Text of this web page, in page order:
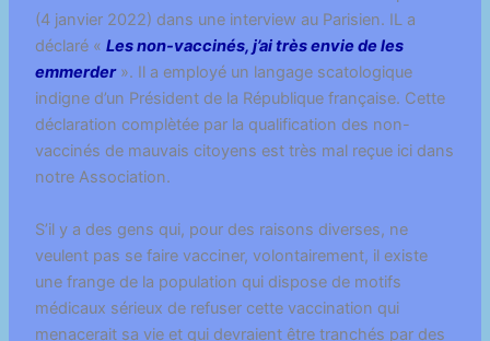
(4 janvier 2022) dans une interview au Parisien. IL a
déclaré «Les non-vaccinés, j’ai très envie de les
emmerder». Il a employé un langage scatologique
indigne d’un Président de la République française. Cette
déclaration complètée par la qualification des non-
vaccinés de mauvais citoyens est très mal reçue ici dans
notre Association.
S’il y a des gens qui, pour des raisons diverses, ne
veulent pas se faire vacciner, volontairement, il existe
une frange de la population qui dispose de motifs
médicaux sérieux de refuser cette vaccination qui
menacerait sa vie et qui devraient être tranchés par des